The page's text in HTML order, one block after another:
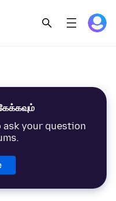
ask your question